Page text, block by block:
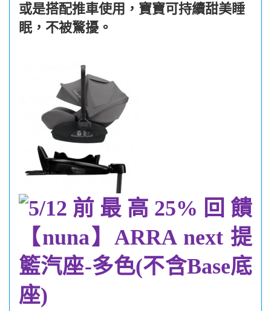
或是搭配推車使用，寶寶可持續甜美睡
眠，不被驚擾。